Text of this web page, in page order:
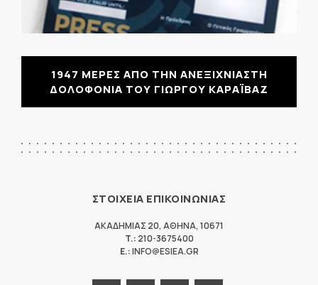
1947 ΜΕΡΕΣ ΑΠΟ ΤΗΝ ΑΝΕΞΙΧΝΙΑΣΤΗ
ΔΟΛΟΦΟΝΙΑ ΤΟΥ ΓΙΩΡΓΟΥ ΚΑΡΑΪΒΑΖ
ΣΤΟΙΧΕΙΑ ΕΠΙΚΟΙΝΩΝΙΑΣ
ΑΚΑΔΗΜΙΑΣ 20, ΑΘΗΝΑ, 10671
T.: 210-3675400
E.:INFO@ESIEA.GR